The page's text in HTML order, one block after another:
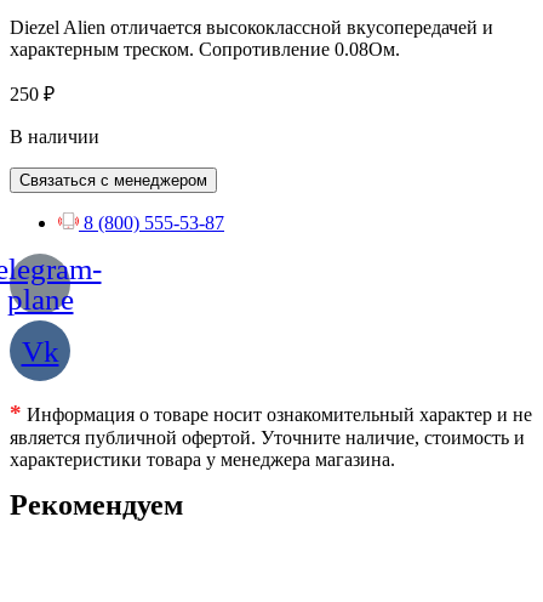
Diezel Alien отличается высококлассной вкусопередачей и
характерным треском. Сопротивление 0.08Ом.
250 ₽
В наличии
Связаться с менеджером
8 (800) 555-53-87
plane
Vk
* Информация о товаре носит ознакомительный характер и не
является публичной офертой. Уточните наличие, стоимость и
характеристики товара у менеджера магазина.
Рекомендуем